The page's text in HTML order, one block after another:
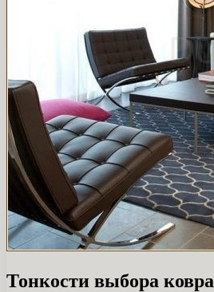
Тонкости выбора ковра